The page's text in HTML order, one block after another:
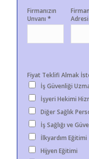
Firmanızın
Unvanı *
Adresi
Fiyat Teklifi Almak
İş Güvenliği
İşyeri Hekimi
Diğer Sağlık
İş Sağlığı ve
İlkyardım Eğitimi
Hijyen Eğitimi